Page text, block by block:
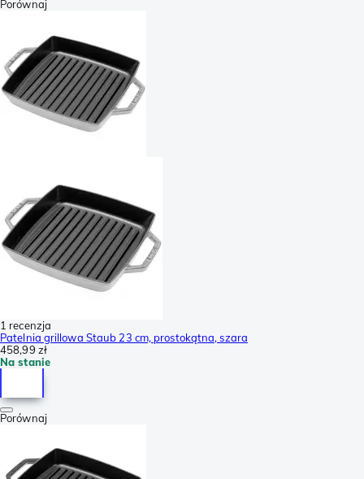
Porównaj
1 recenzja
Patelnia grillowa Staub 23 cm, prostokątna, szara
458,99 zł
Na stanie
Porównaj